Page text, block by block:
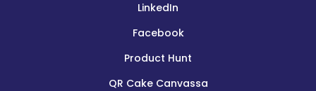
LinkedIn
Facebook
Product Hunt
QR Cake Canvassa